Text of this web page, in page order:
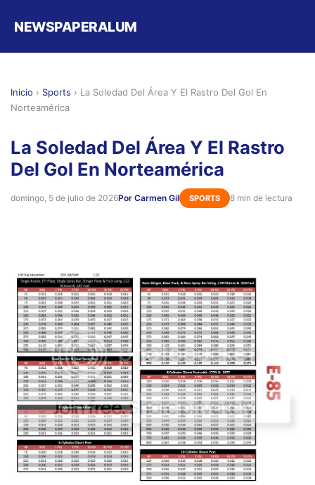
NEWSPAPERALUM
Inicio › Sports › La Soledad Del Área Y El Rastro Del Gol En
Norteamérica
La Soledad Del Área Y El Rastro
Del Gol En Norteamérica
domingo, 5 de julio de 2026Por Carmen Gil SPORTS 8 min de lectura